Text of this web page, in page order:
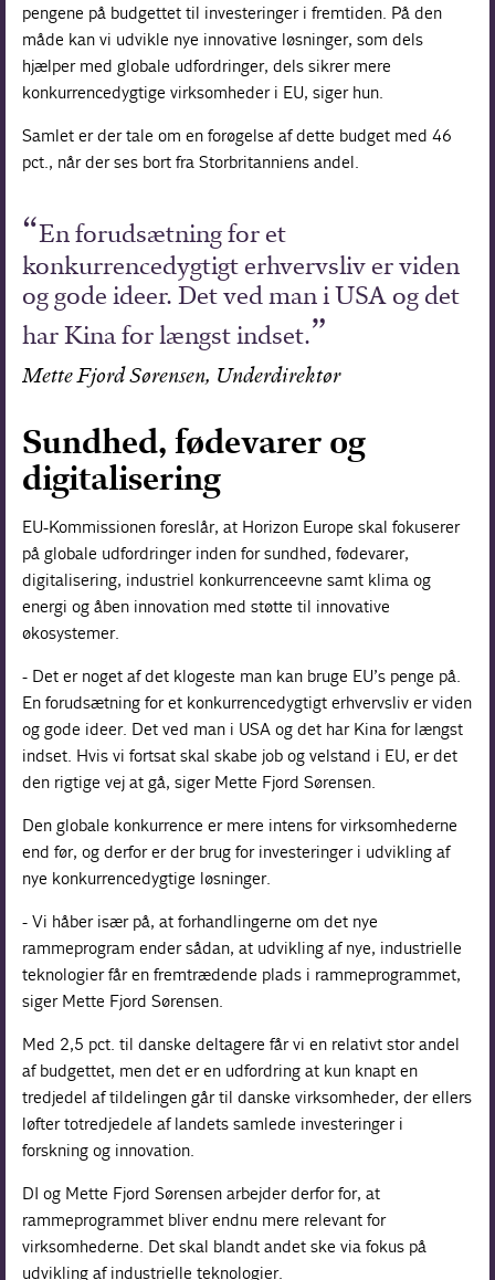
pengene på budgettet til investeringer i fremtiden. På den
måde kan vi udvikle nye innovative løsninger, som dels
hjælper med globale udfordringer, dels sikrer mere
konkurrencedygtige virksomheder i EU, siger hun.
Samlet er der tale om en forøgelse af dette budget med 46
pct., når der ses bort fra Storbritanniens andel.
En forudsætning for et
konkurrencedygtigt erhvervsliv er viden
og gode ideer. Det ved man i USA og det
har Kina for længst indset.
Mette Fjord Sørensen, Underdirektør
Sundhed, fødevarer og
digitalisering
EU-Kommissionen foreslår, at Horizon Europe skal fokuserer
på globale udfordringer inden for sundhed, fødevarer,
digitalisering, industriel konkurrenceevne samt klima og
energi og åben innovation med støtte til innovative
økosystemer.
- Det er noget af det klogeste man kan bruge EU’s penge på.
En forudsætning for et konkurrencedygtigt erhvervsliv er viden
og gode ideer. Det ved man i USA og det har Kina for længst
indset. Hvis vi fortsat skal skabe job og velstand i EU, er det
den rigtige vej at gå, siger Mette Fjord Sørensen.
Den globale konkurrence er mere intens for virksomhederne
end før, og derfor er der brug for investeringer i udvikling af
nye konkurrencedygtige løsninger.
- Vi håber især på, at forhandlingerne om det nye
rammeprogram ender sådan, at udvikling af nye, industrielle
teknologier får en fremtrædende plads i rammeprogrammet,
siger Mette Fjord Sørensen.
Med 2,5 pct. til danske deltagere får vi en relativt stor andel
af budgettet, men det er en udfordring at kun knapt en
tredjedel af tildelingen går til danske virksomheder, der ellers
løfter totredjedele af landets samlede investeringer i
forskning og innovation.
DI og Mette Fjord Sørensen arbejder derfor for, at
rammeprogrammet bliver endnu mere relevant for
virksomhederne. Det skal blandt andet ske via fokus på
udvikling af industrielle teknologier.